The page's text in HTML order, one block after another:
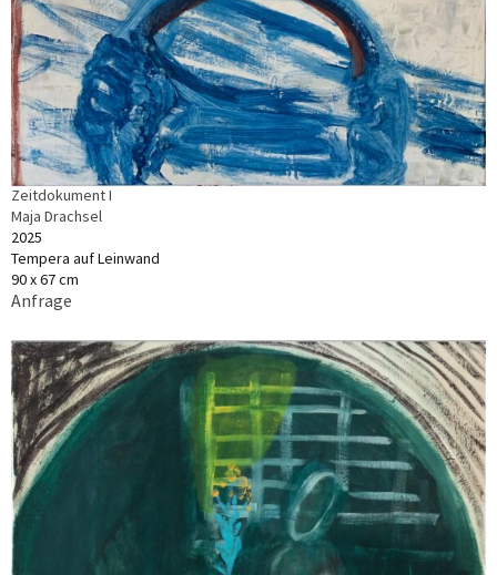
Zeitdokument I
Maja Drachsel
2025
Tempera auf Leinwand
90 x 67 cm
Anfrage